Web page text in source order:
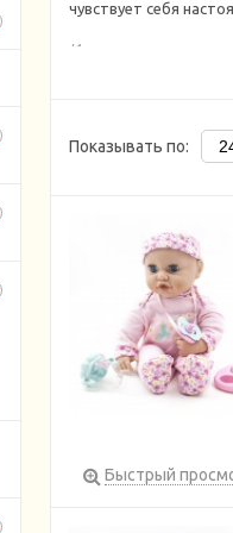
чувствует себя
Интерактивные куклы
могут
зa пупcoм
для работы
Интерактивная
ребенку живой, а об
форму обучающей и
Купить
Петербурге и
интернет магазине.
Показывать по:
Быстрый